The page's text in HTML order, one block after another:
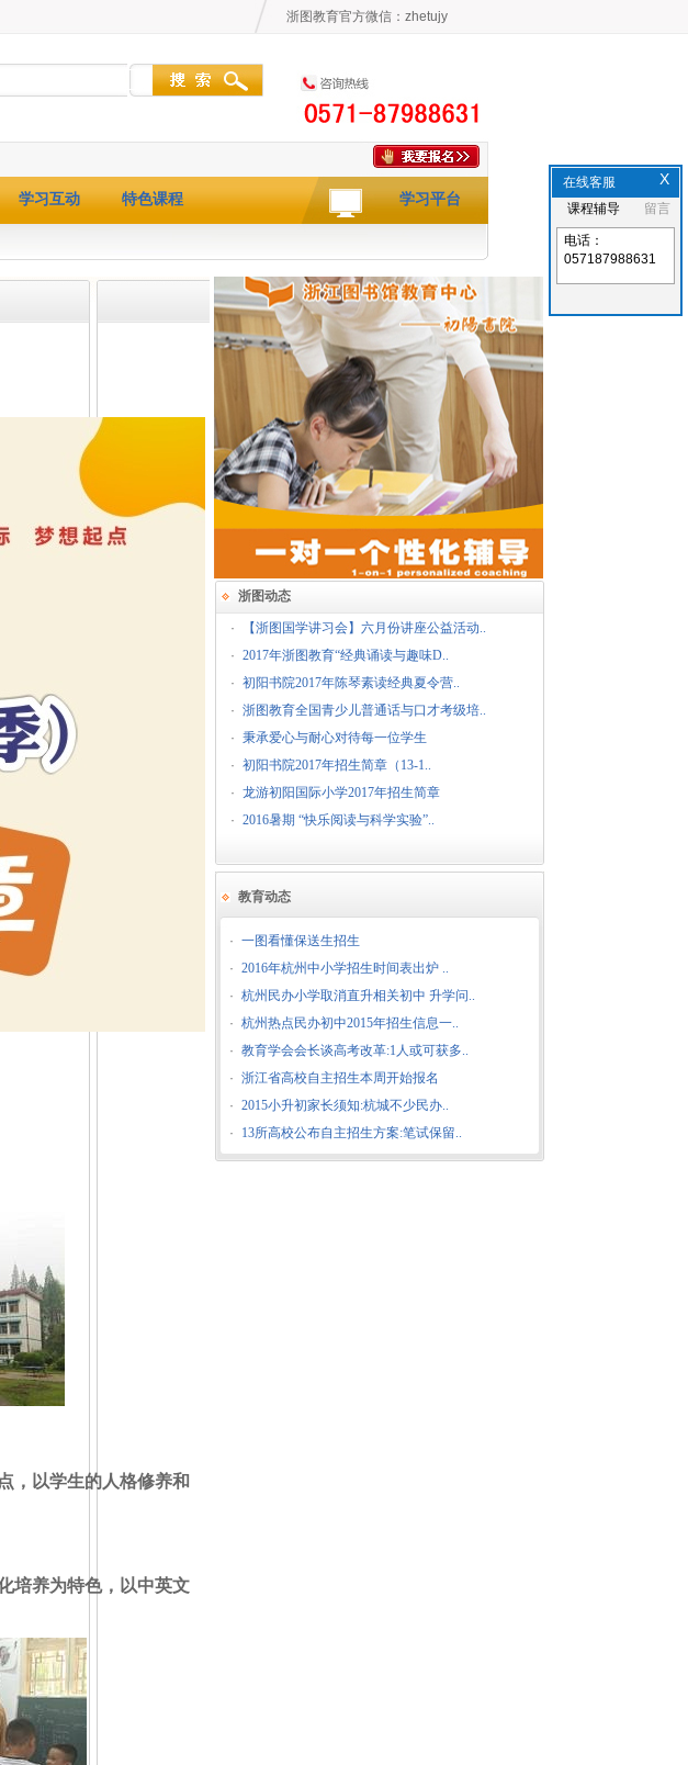
浙图教育官方微信：zhetujy
学习互动 特色课程 学习平台
，以学生的人格修养和
培养为特色，以中英文
浙图动态
·
【浙图国学讲习会】六月份讲座公益活动..
· 2017年浙图教育“经典诵读与趣味D..
· 初阳书院2017年陈琴素读经典夏令营..
· 浙图教育全国青少儿普通话与口才考级培..
· 秉承爱心与耐心对待每一位学生
· 初阳书院2017年招生简章（13-1..
· 龙游初阳国际小学2017年招生简章
· 2016暑期 “快乐阅读与科学实验”..
教育动态
· 一图看懂保送生招生
· 2016年杭州中小学招生时间表出炉 ..
· 杭州民办小学取消直升相关初中 升学问..
· 杭州热点民办初中2015年招生信息一..
· 教育学会会长谈高考改革:1人或可获多..
· 浙江省高校自主招生本周开始报名
· 2015小升初家长须知:杭城不少民办..
·
13所高校公布自主招生方案:笔试保留..
X
在线客服
留言
课程辅导
电话：
057187988631